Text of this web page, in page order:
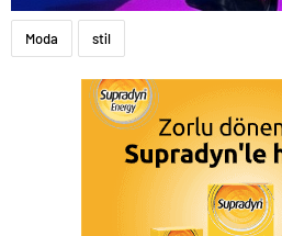
Moda stil